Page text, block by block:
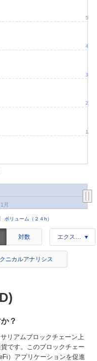
ボリューム（２４h）
月
1
2
3
4
5
対数 エクスポート
ニカルアナリシス
？
リアムブロックチェーン上
です。このブロックチェー
）アプリケーションを促進